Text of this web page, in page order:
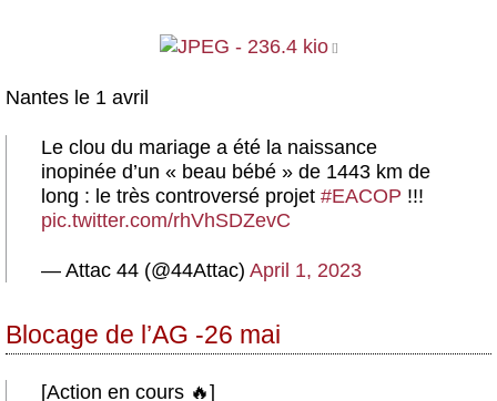
Nantes le 1 avril
Le clou du mariage a été la naissance
inopinée d’un « beau bébé » de 1443 km de
long : le très controversé projet #EACOP !!!
pic.twitter.com/rhVhSDZevC
— Attac 44 (@44Attac) April 1, 2023
Blocage de l’AG -26 mai
[Action en cours 🔥]